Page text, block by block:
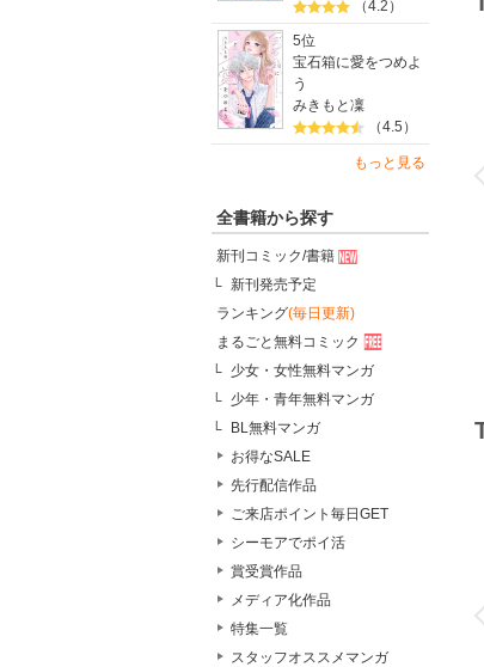
（4.2）
5位
宝石箱に愛をつめよ
う
みきもと凜
（4.5）
もっと見る
全書籍から探す
新刊コミック/書籍
新刊発売予定
ランキング(毎日更新)
まるごと無料コミック
少女・女性無料マンガ
少年・青年無料マンガ
BL無料マンガ
お得なSALE
先行配信作品
ご来店ポイント毎日GET
シーモアでポイ活
賞受賞作品
メディア化作品
特集一覧
スタッフオススメマンガ